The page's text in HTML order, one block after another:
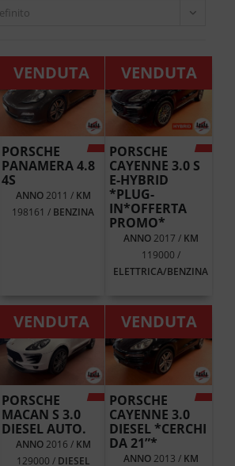
VENDUTA
PORSCHE
PANAMERA 4.8
4S
ANNO2011 / KM
198161 / BENZINA
VENDUTA
PORSCHE
CAYENNE 3.0 S
E-HYBRID
*PLUG-
IN*OFFERTA
PROMO*
ANNO2017 / KM
119000 /
ELETTRICA/BENZINA
VENDUTA
PORSCHE
MACAN S 3.0
DIESEL AUTO.
ANNO2016 / KM
129000 / DIESEL
VENDUTA
PORSCHE
CAYENNE 3.0
DIESEL *CERCHI
DA 21”*
ANNO2013 / KM